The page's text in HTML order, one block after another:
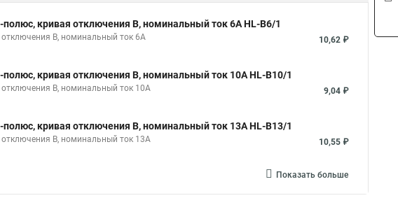
кривая отключения B, номинальный ток 6А HL-B6/1
B, номинальный ток 6А 10,62 ₽
кривая отключения B, номинальный ток 10А HL-B10/1
B, номинальный ток 10А 9,04 ₽
кривая отключения B, номинальный ток 13А HL-B13/1
B, номинальный ток 13А 10,55 ₽
Показать больше